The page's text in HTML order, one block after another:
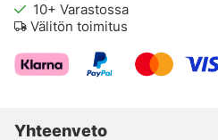
10+ Varastossa
Välitön toimitus
Yhteenveto